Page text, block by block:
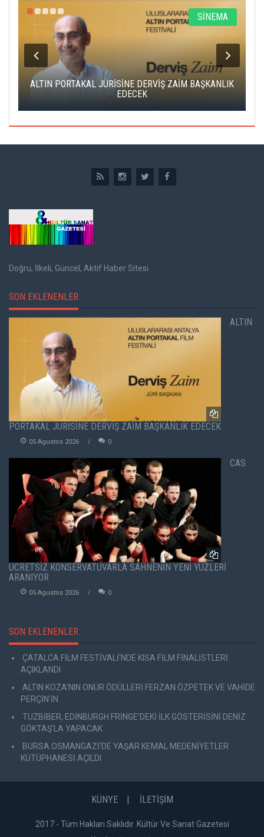
SİNEMA
ALTIN PORTAKAL JÜRİSİNE DERVİŞ ZAİM BAŞKANLIK
EDECEK
Doğru, İlkeli, Güncel, Aktif Haber Sitesi
SON EKLENENLER
ALTIN
PORTAKAL JÜRİSİNE DERVİŞ ZAİM BAŞKANLIK EDECEK
05 Agustos 2026 0
CAS
ÜCRETSİZ KONSERVATUVARLA SAHNENİN YENİ YÜZLERİ
ARANIYOR
05 Agustos 2026 0
SON EKLENENLER
ÇATALCA FİLM FESTİVALİ'NDE KISA FİLM FİNALİSTLERİ
AÇIKLANDI
ALTIN KOZA'NIN ONUR ÖDÜLLERİ FERZAN ÖZPETEK VE VAHİDE
PERÇİN'İN
TUZBİBER, EDİNBURGH FRİNGE'DEKİ İLK GÖSTERİSİNİ DENİZ
GÖKTAŞ'LA YAPACAK
BURSA OSMANGAZİ'DE YAŞAR KEMAL MEDENİYETLER
KÜTÜPHANESİ AÇILDI
KÜNYE İLETİŞİM
2017 - Tüm Hakları Saklıdır. Kültür Ve Sanat Gazetesi